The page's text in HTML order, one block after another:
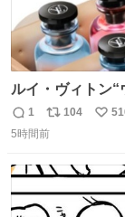
ルイ・ヴィトン
フレ、グラデカ
press.net/news/
返
信
1
リ
ポ
ト
数
104
い
数
5時間前